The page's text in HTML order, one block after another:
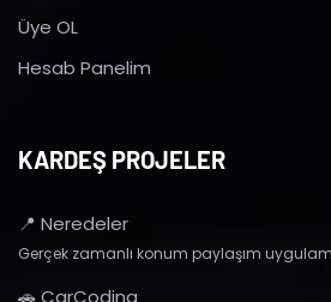
Üye OL
Hesab Panelim
KARDEŞ PROJELER
📍 Neredeler
Gerçek zamanlı konum paylaşım
🚗 CarCoding